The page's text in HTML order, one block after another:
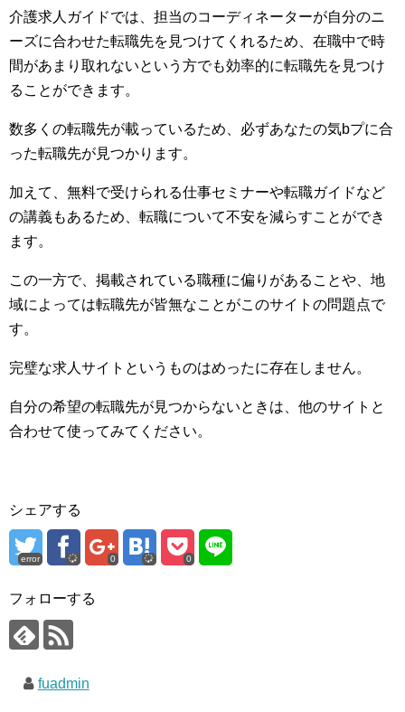
介護求人ガイドでは、担当のコーディネーターが自分のニ
ーズに合わせた転職先を見つけてくれるため、在職中で時
間があまり取れないという方でも効率的に転職先を見つけ
ることができます。
数多くの転職先が載っているため、必ずあなたの気bプに合
った転職先が見つかります。
加えて、無料で受けられる仕事セミナーや転職ガイドなど
の講義もあるため、転職について不安を減らすことができ
ます。
この一方で、掲載されている職種に偏りがあることや、地
域によっては転職先が皆無なことがこのサイトの問題点で
す。
完璧な求人サイトというものはめったに存在しません。
自分の希望の転職先が見つからないときは、他のサイトと
合わせて使ってみてください。
シェアする
error 0 0
フォローする
fuadmin